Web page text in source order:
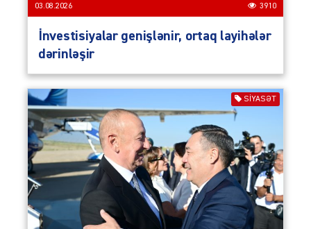
03.08.2026 3910
İnvestisiyalar genişlənir, ortaq layihələr
dərinləşir
SIYASƏT